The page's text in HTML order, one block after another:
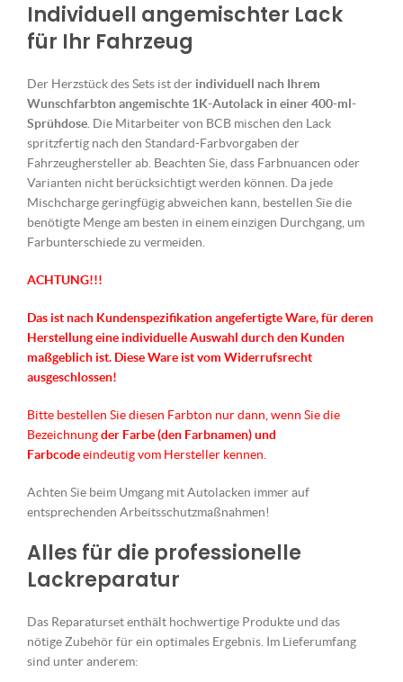
Individuell angemischter Lack
für Ihr Fahrzeug
Der Herzstück des Sets ist der individuell nach Ihrem
Wunschfarbton angemischte 1K-Autolack in einer 400-ml-
Sprühdose . Die Mitarbeiter von BCB mischen den Lack
spritzfertig nach den Standard-Farbvorgaben der
Fahrzeughersteller ab. Beachten Sie, dass Farbnuancen oder
Varianten nicht berücksichtigt werden können. Da jede
Mischcharge geringfügig abweichen kann, bestellen Sie die
benötigte Menge am besten in einem einzigen Durchgang, um
Farbunterschiede zu vermeiden.
ACHTUNG!!!
Das ist nach Kundenspezifikation angefertigte Ware, für deren
Herstellung eine individuelle Auswahl durch den Kunden
maßgeblich ist. Diese Ware ist vom Widerrufsrecht
ausgeschlossen!
Bitte bestellen Sie diesen Farbton nur dann, wenn Sie die
Bezeichnungder Farbe (den Farbnamen) und
Farbcodeeindeutig vom Hersteller kennen.
Achten Sie beim Umgang mit Autolacken immer auf
entsprechenden Arbeitsschutzmaßnahmen!
Alles für die professionelle
Lackreparatur
Das Reparaturset enthält hochwertige Produkte und das
nötige Zubehör für ein optimales Ergebnis. Im Lieferumfang
sind unter anderem: